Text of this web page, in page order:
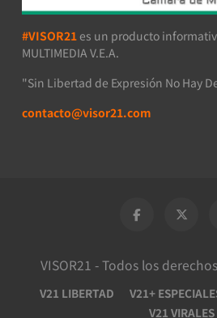
#VISOR21 es un producto
MULTIMEDIA V.E.A.
"Sin Libertad de Expresión No Hay
contacto@visor21.com
VISOR21 - Todos los
V21 LIBERTAD V21+
V21 VIRALES